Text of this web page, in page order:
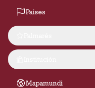
Países
Mapamundi